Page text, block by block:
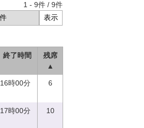
1 - 9件 / 9件
終了時間
残席
▲
16時00分 6
17時00分 10